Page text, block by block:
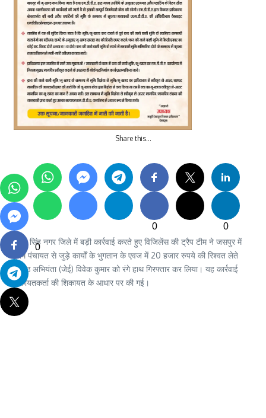
0
Share this…
0
0
ऊधम सिंह नगर जिले में बड़ी कार्रवाई करते हुए विजिलेंस की ट्रैप टीम ने जसपुर में
ग्राम पंचायत से जुड़े कार्यों के भुगतान के एवज में 20 हजार रुपये की रिश्वत लेते
कनिष्ठ अभियंता (जेई) विवेक कुमार को रंगे हाथ गिरफ्तार कर लिया। यह कार्रवाई
शिकायतकर्ता की शिकायत के आधार पर की गई।